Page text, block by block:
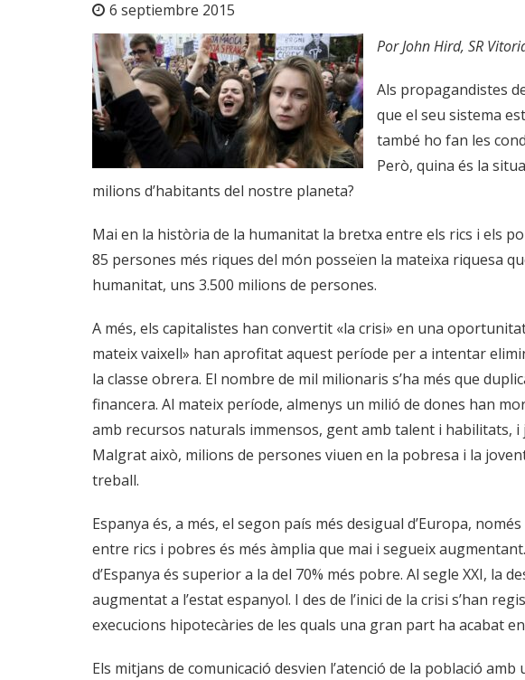
6 septiembre 2015
Por John Hird, SR
Als propagandistes
que el seu sistema
també ho fan les
Però, quina és la
milions d’habitants del nostre planeta?
Mai en la història de la humanitat la bretxa entre els rics i els
85 persones més riques del món posseïen la mateixa riquesa
humanitat, uns 3.500 milions de persones.
A més, els capitalistes han convertit «la crisi» en una
mateix vaixell» han aprofitat aquest període per a intentar
la classe obrera. El nombre de mil milionaris s’ha més que
financera. Al mateix període, almenys un milió de dones han
amb recursos naturals immensos, gent amb talent i habilitats, i
Malgrat això, milions de persones viuen en la pobresa i la
treball.
Espanya és, a més, el segon país més desigual d’Europa,
entre rics i pobres és més àmplia que mai i segueix
d’Espanya és superior a la del 70% més pobre. Al segle XXI, la
augmentat a l’estat espanyol. I des de l’inici de la crisi s’han
execucions hipotecàries de les quals una gran part ha acabat
Els mitjans de comunicació desvien l’atenció de la població